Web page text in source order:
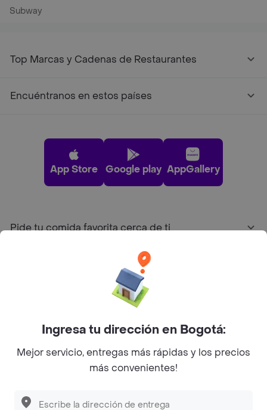
Subway
Top Marcas y Cadenas de Restaurantes
Encuéntranos en estos países
App Store Google play AppGallery
Pide tu comida favorita cerca de ti
Sobre Rappi
Facebook
Twitter
Instagram
©2026Rappi Inc. All rights reserved.
Ingresa tu dirección en Bogotá:
Mejor servicio, entregas más rápidas y los precios
más convenientes!